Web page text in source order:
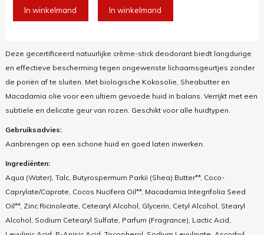
In winkelmand In winkelmand
Deze gecertificeerd natuurlijke crème-stick deodorant biedt langdurige
en effectieve bescherming tegen ongewenste lichaamsgeurtjes zonder
de poriën af te sluiten. Met biologische Kokosolie, Sheabutter en
Macadamia olie voor een ultiem gevoede huid in balans. Verrijkt met een
subtiele en delicate geur van rozen. Geschikt voor alle huidtypen.
Gebruiksadvies:
Aanbrengen op een schone huid en goed laten inwerken.
Ingrediënten:
Aqua (Water), Talc, Butyrospermum Parkii (Shea) Butter**, Coco-
Caprylate/Caprate, Cocos Nucifera Oil**, Macadamia Integrifolia Seed
Oil**, Zinc Ricinoleate, Cetearyl Alcohol, Glycerin, Cetyl Alcohol, Stearyl
Alcohol, Sodium Cetearyl Sulfate, Parfum (Fragrance), Lactic Acid,